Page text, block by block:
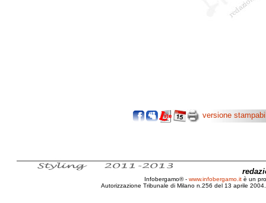
versione
Infobergamo® - www.infobergamo.it è un
Autorizzazione Tribunale di Milano n.256 del 13 aprile